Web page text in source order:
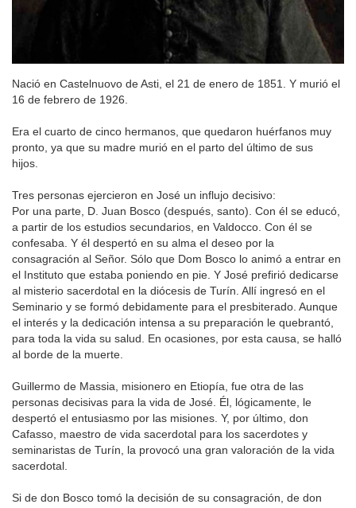
Nació en Castelnuovo de Asti, el 21 de enero de 1851. Y murió el
16 de febrero de 1926.
Era el cuarto de cinco hermanos, que quedaron huérfanos muy
pronto, ya que su madre murió en el parto del último de sus
hijos.
Tres personas ejercieron en José un influjo decisivo:
Por una parte, D. Juan Bosco (después, santo). Con él se educó,
a partir de los estudios secundarios, en Valdocco. Con él se
confesaba. Y él despertó en su alma el deseo por la
consagración al Señor. Sólo que Dom Bosco lo animó a entrar en
el Instituto que estaba poniendo en pie. Y José prefirió dedicarse
al misterio sacerdotal en la diócesis de Turín. Allí ingresó en el
Seminario y se formó debidamente para el presbiterado. Aunque
el interés y la dedicación intensa a su preparación le quebrantó,
para toda la vida su salud. En ocasiones, por esta causa, se halló
al borde de la muerte.
Guillermo de Massia, misionero en Etiopía, fue otra de las
personas decisivas para la vida de José. Él, lógicamente, le
despertó el entusiasmo por las misiones. Y, por último, don
Cafasso, maestro de vida sacerdotal para los sacerdotes y
seminaristas de Turín, la provocó una gran valoración de la vida
sacerdotal.
Si de don Bosco tomó la decisión de su consagración, de don